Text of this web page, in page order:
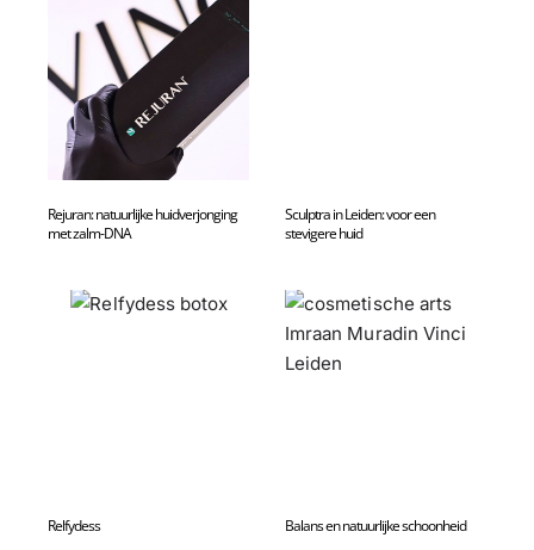
Rejuran: natuurlijke huidverjonging
met zalm-DNA
Sculptra in Leiden: voor een
stevigere huid
Relfydess Balans en natuurlijke schoonheid